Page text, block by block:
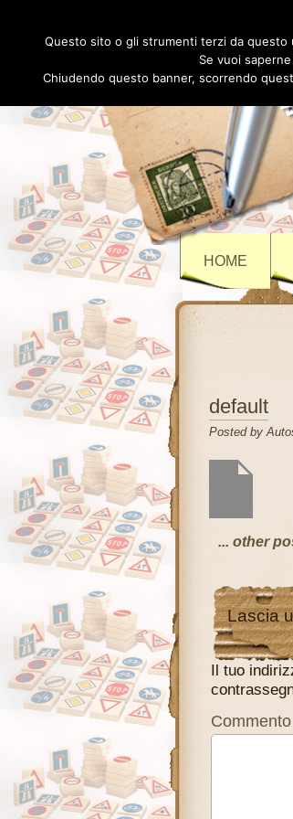
HOME
default
Posted by
... other
Lascia
Il tuo
Commento
Questo sito o gli strumenti terzi da questo
Se vuoi
Chiudendo questo banner, scorrendo